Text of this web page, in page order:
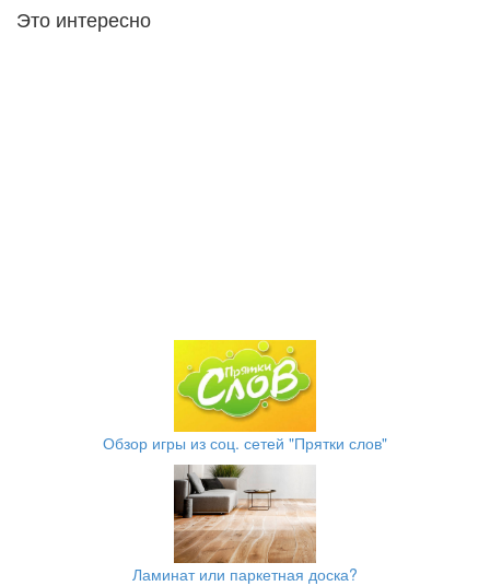
Это интересно
Обзор игры из соц. сетей "Прятки слов"
Ламинат или паркетная доска?